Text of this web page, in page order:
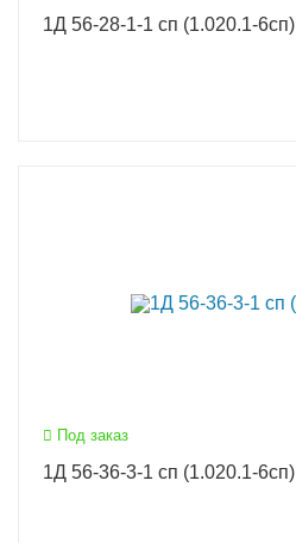
1Д 56-28-1-1 сп (1.020.1-6сп)
Под заказ
1Д 56-36-3-1 сп (1.020.1-6сп)